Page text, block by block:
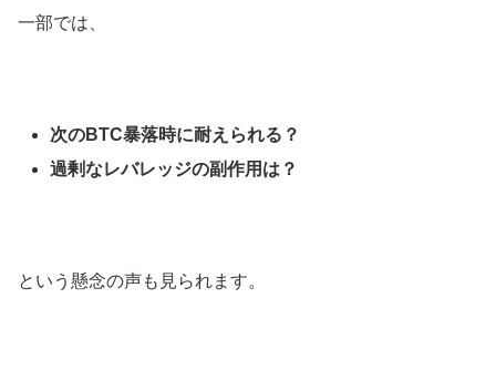
一部では、
次のBTC暴落時に耐えられる？
過剰なレバレッジの副作用は？
という懸念の声も見られます。